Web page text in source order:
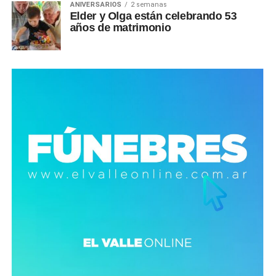
ANIVERSARIOS 2 semanas
Elder y Olga están celebrando 53
años de matrimonio